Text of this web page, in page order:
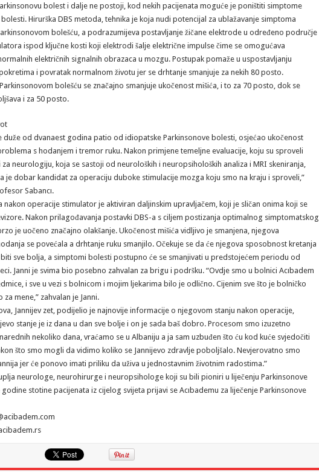
bolest i dalje ne postoji, kod nekih pacijenata moguće je poništiti simptome
Hirurška DBS metoda, tehnika je koja nudi potencijal za ublažavanje simptoma
bolešću, a podrazumijeva postavljanje žičane elektrode u određeno područje
ispod ključne kosti koji elektrodi šalje električne impulse čime se omogućava
električnih signalnih obrazaca u mozgu. Postupak pomaže u uspostavljanju
i povratak normalnom životu jer se drhtanje smanjuje za nekih 80 posto.
bolešću se značajno smanjuje ukočenost mišića, i to za 70 posto, dok se
i za 50 posto.
duže od dvanaest godina patio od idiopatske Parkinsonove bolesti, osjećao ukočenost
s hodanjem i tremor ruku. Nakon primjene temeljne evaluacije, koju su sproveli
za neurologiju, koja se sastoji od neuroloških i neuropsiholoških analiza i MRI skeniranja,
je dobar kandidat za operaciju duboke stimulacije mozga koju smo na kraju i sproveli,”
Sabancı.
nakon operacije stimulator je aktiviran daljinskim upravljačem, koji je sličan onima koji se
Nakon prilagođavanja postavki DBS-a s ciljem postizanja optimalnog simptomatskog
je uočeno značajno olakšanje. Ukočenost mišića vidljivo je smanjena, njegova
se povećala a drhtanje ruku smanjilo. Očekuje se da će njegova sposobnost kretanja
sve bolja, a simptomi bolesti postupno će se smanjivati u predstojećem periodu od
Janni je svima bio posebno zahvalan za brigu i podršku. “Ovdje smo u bolnici Acıbadem
i sve u vezi s bolnicom i mojim ljekarima bilo je odlično. Cijenim sve što je bolničko
mene,” zahvalan je Janni.
Jannijev zet, podijelio je najnovije informacije o njegovom stanju nakon operacije,
stanje je iz dana u dan sve bolje i on je sada baš dobro. Procesom smo izuzetno
nekoliko dana, vraćamo se u Albaniju a ja sam uzbuđen što ću kod kuće svjedočiti
što smo mogli da vidimo koliko se Jannijevo zdravlje poboljšalo. Nevjerovatno smo
jer će ponovo imati priliku da uživa u jednostavnim životnim radostima.”
neurologe, neurohirurge i neuropsihologe koji su bili pioniri u liječenju Parkinsonove
godine stotine pacijenata iz cijelog svijeta prijavi se Acıbademu za liječenje Parkinsonove